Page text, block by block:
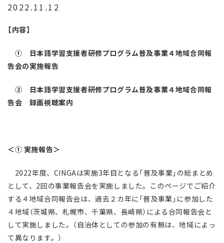
2022.11.12
【内容】
①
日本語学習支援者研修プログラム普及事業４地域合同報
告会の実施報告
②
日本語学習支援者研修プログラム普及事業４地域合同報
告会 録画視聴案内
＜① 実施報告＞
2022年度、CINGAは実施3年目となる「普及事業」の総まとめ
として、2回の事業報告会を実施しました。このページでご紹介
する４地域合同報告会は、過去２カ年に「普及事業」に参加した
４地域（茨城県、札幌市、千葉県、長崎県）による合同報告会と
して実施しました。（自治体としての参加の有無は、地域によっ
て異なります。）